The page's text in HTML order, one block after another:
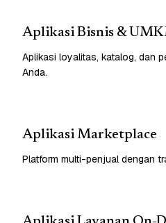
Aplikasi Bisnis &
Aplikasi loyalitas, katalog, dan
Anda.
Aplikasi Marketplace
Platform multi-penjual dengan